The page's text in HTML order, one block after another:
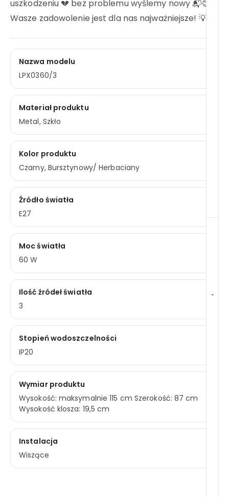
-
uszkodzeniu 💔 bez problemu wyślemy nowy 📬😊
Wasze zadowolenie jest dla nas najważniejsze! 💡❤️
Nazwa modelu
LPX0360/3
Materiał produktu
Metal, Szkło
Kolor produktu
Czarny, Bursztynowy/ Herbaciany
Źródło światła
E27
Moc światła
60 W
Ilość źródeł światła
3
Stopień wodoszczelności
IP20
Wymiar produktu
Wysokość: maksymalnie 115 cm Szerokość: 87 cm
Wysokość klosza: 19,5 cm
Instalacja
Wiszące